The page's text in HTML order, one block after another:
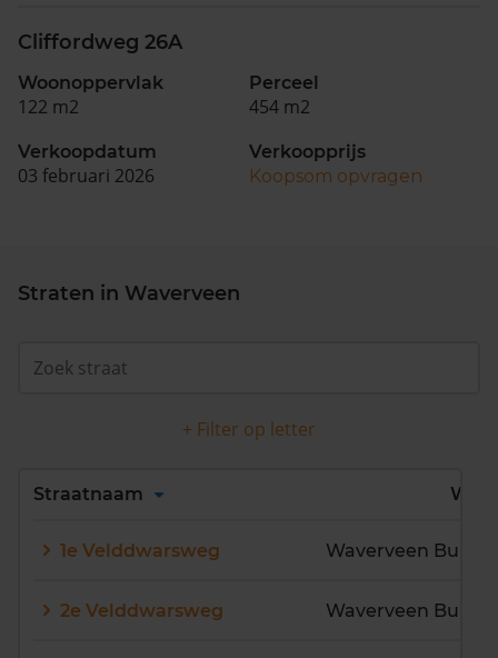
Cliffordweg 26A
Woonoppervlak
122 m2
Perceel
454 m2
Verkoopdatum
03 februari 2026
Verkoopprijs
Koopsom opvragen
Straten in Waverveen
+ Filter op letter
Alles
M
Q
R S U
V
Straatnaam Wijk
1e Velddwarsweg Waverveen
2e Velddwarsweg Waverveen